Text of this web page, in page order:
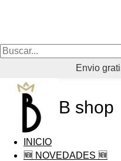
Envio
B shop
INICIO
🆕 NOVEDADES 🆕